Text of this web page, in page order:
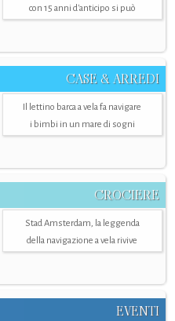
con 15 anni d'anticipo si può
CASE & ARREDI
Il lettino barca a vela fa navigare
i bimbi in un mare di sogni
CROCIERE
Stad Amsterdam, la leggenda
della navigazione a vela rivive
EVENTI